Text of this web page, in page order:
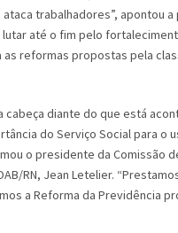
trabalhadores”, apontou
lutar até o fim pelo
as reformas propostas pela
cabeça diante do que está
do Serviço Social para o
o presidente da Comissão
RN, Jean Letelier.
a Reforma da Previdência